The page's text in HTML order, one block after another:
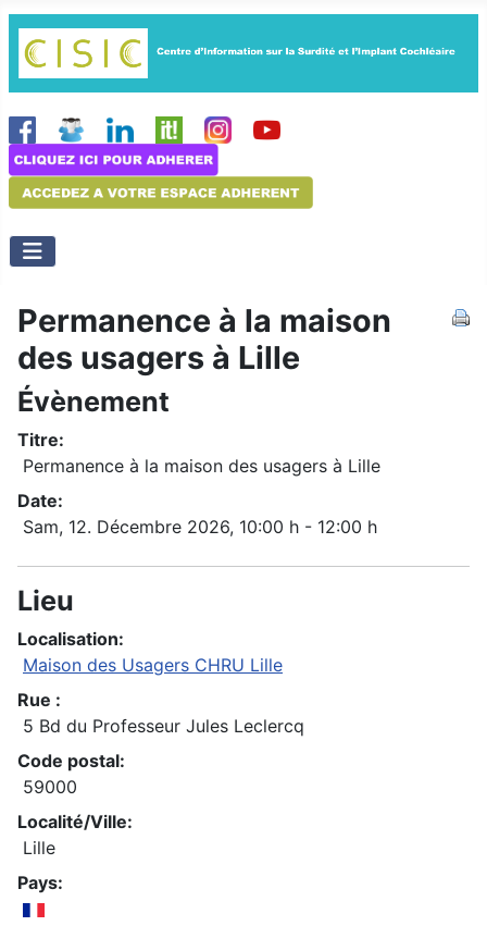
Permanence à la maison
des usagers à Lille
Évènement
Titre:
Permanence à la maison des usagers à Lille
Date:
Sam, 12. Décembre 2026, 10:00 h - 12:00 h
Lieu
Localisation:
Maison des Usagers CHRU Lille
Rue :
5 Bd du Professeur Jules Leclercq
Code postal:
59000
Localité/Ville:
Lille
Pays: